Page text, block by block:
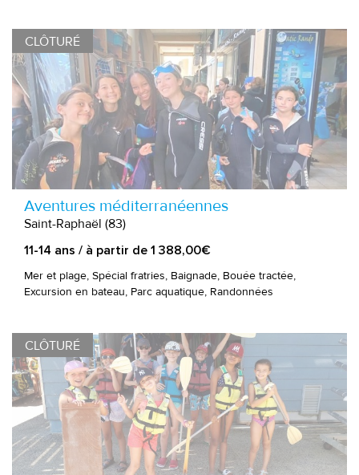
CLÔTURÉ
Aventures méditerranéennes
Saint-Raphaël (83)
11-14 ans / à partir de 1 388,00€
Mer et plage, Spécial fratries, Baignade, Bouée tractée,
Excursion en bateau, Parc aquatique, Randonnées
CLÔTURÉ